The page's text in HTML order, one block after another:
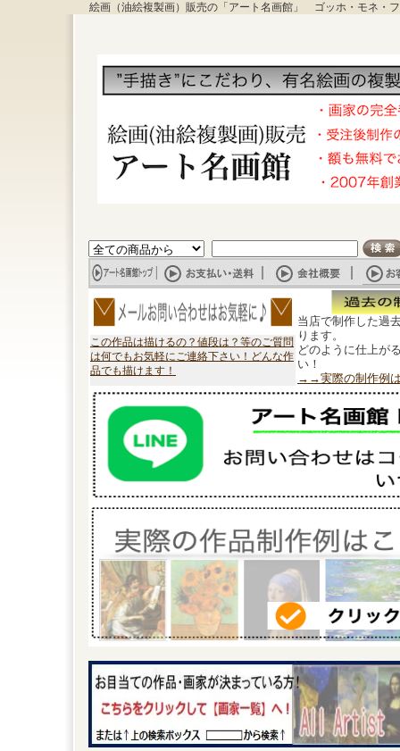
絵画（油絵複製画）販売の「アート名画館」 ゴッホ・モネ・
この作品は描けるの？値段は？等のご質問
は何でもお気軽にご連絡下さい！どんな作
品でも描けます！
当店で制作した過
ります。
どのように仕上が
い！
→→実際の制作例